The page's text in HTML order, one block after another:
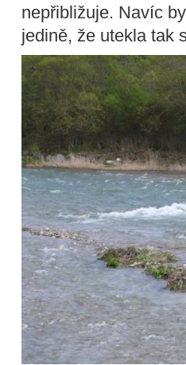
nepřibližuje. Navíc
jedině, že utekla tak